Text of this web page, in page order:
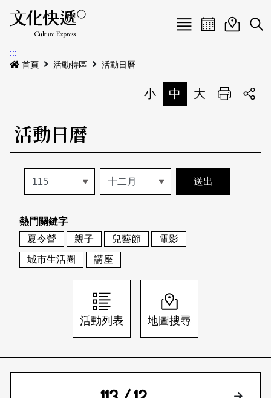
Menu
最新公告
本期專題
歷史專題
活動特區
活動列表
地圖搜尋
關於我們
關於我們
刊物索取地點
會員基本資料
刊登活動
網站導覽 English
日本語 登入/註冊
活動日曆活動地圖
展
:::
首頁
活動特區 活動日曆
小 中 大 列印
活動日曆
熱門關鍵字
夏令營
親子 兒藝節
電影
城市生活圈
講座
活動列表 地圖搜尋
下個月